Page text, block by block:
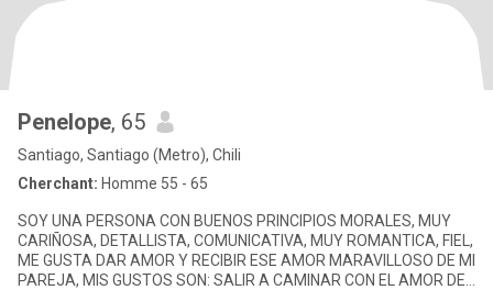
Penelope, 65
Santiago, Santiago (Metro), Chili
Cherchant: Homme 55 - 65
SOY UNA PERSONA CON BUENOS PRINCIPIOS MORALES, MUY
CARIÑOSA, DETALLISTA, COMUNICATIVA, MUY ROMANTICA, FIEL,
ME GUSTA DAR AMOR Y RECIBIR ESE AMOR MARAVILLOSO DE MI
PAREJA, MIS GUSTOS SON: SALIR A CAMINAR CON EL AMOR DE